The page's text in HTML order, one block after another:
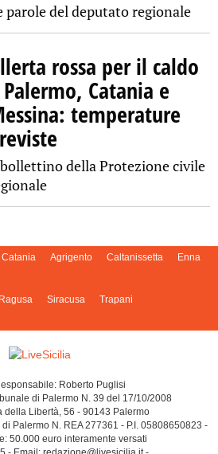
parole del deputato regionale
rossa per il caldo
Catania e
temperature
della Protezione civile
Catania Agrigento Caltanissetta Enna
Ragusa Siracusa Trapani
Roberto Puglisi
di Palermo N. 39 del 17/10/2008
della Libertà, 56 - 90143 Palermo
Palermo N. REA 277361 - P.I. 05808650823 -
50.000 euro interamente versati